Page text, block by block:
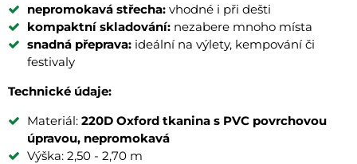
nepromokavá střecha: vhodné i při dešti
kompaktní skladování: nezabere mnoho místa
snadná přeprava: ideální na výlety, kempování či
festivaly
Technické údaje:
Materiál: 220D Oxford tkanina s PVC povrchovou
úpravou, nepromokavá
Výška: 2,50 - 2,70 m